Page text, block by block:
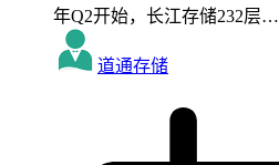
年Q2开始，长江存储232层…
道通存储